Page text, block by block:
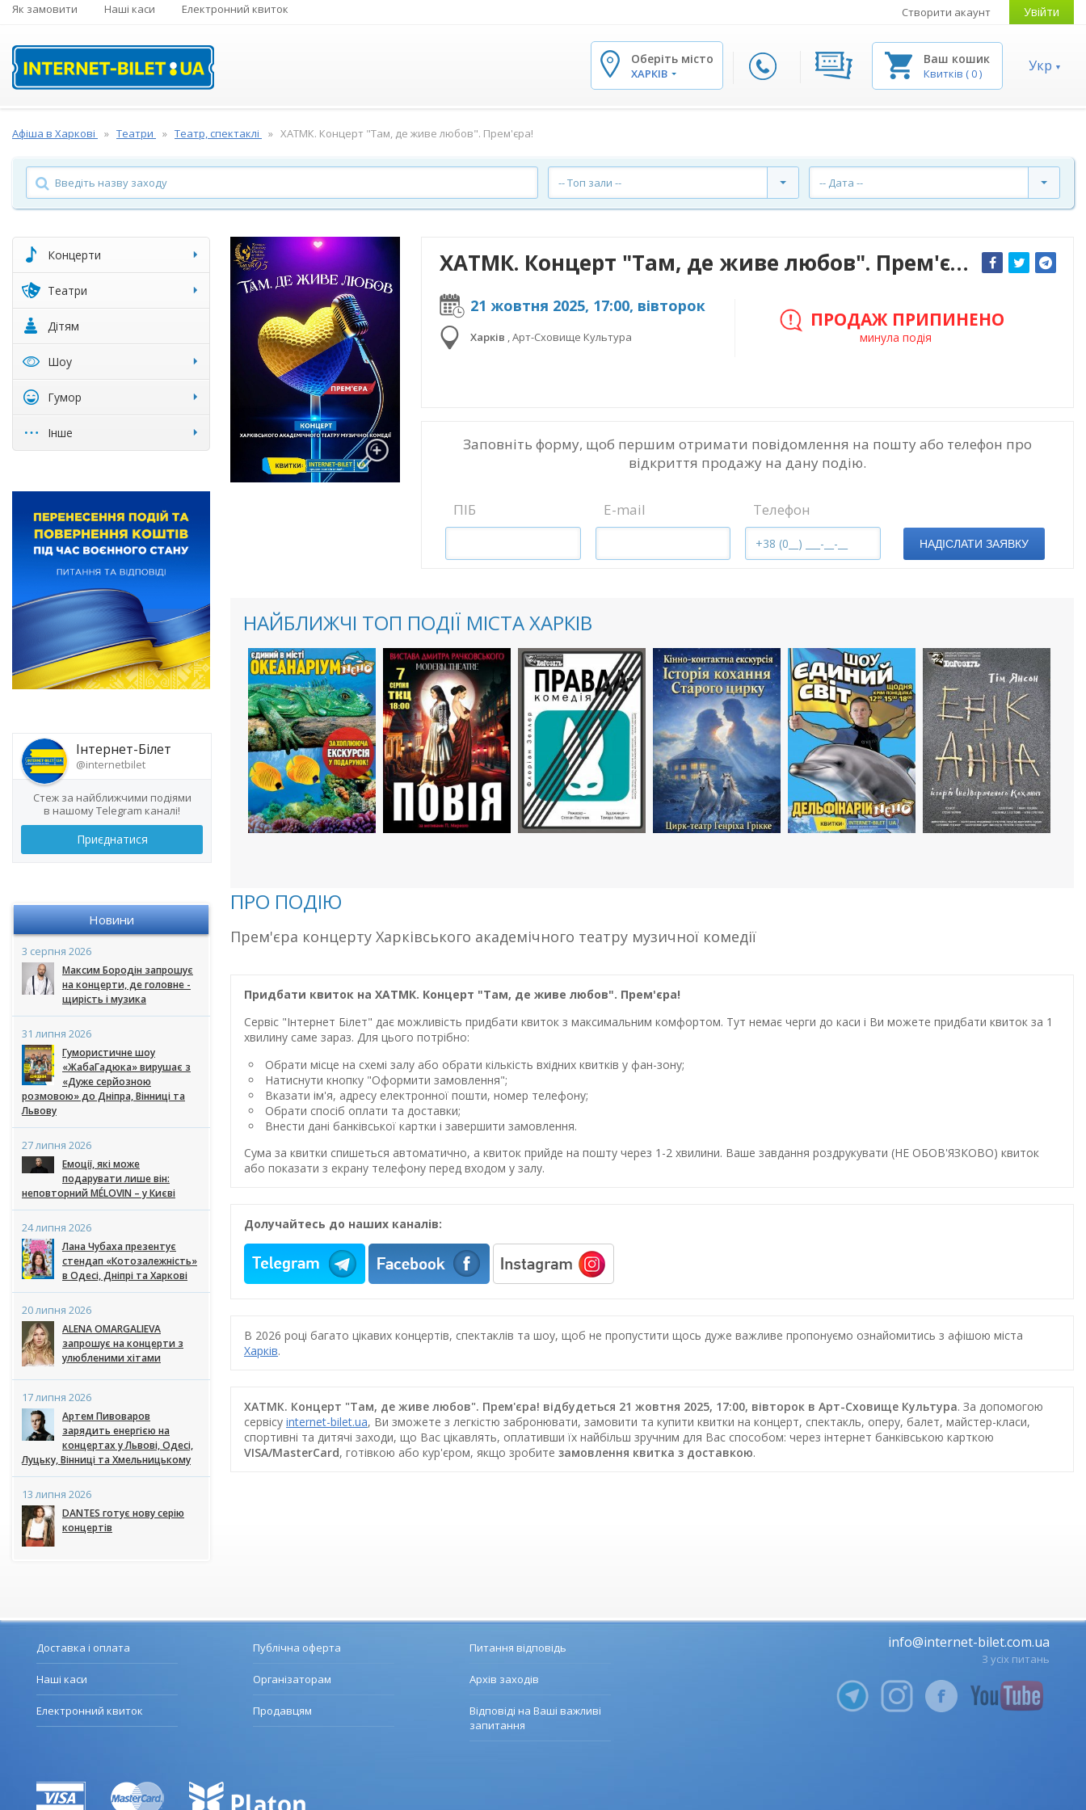
Як замовити Наші каси Електронний квиток Створити акаунт Увійти
Оберіть місто
ХАРКІВ
Ваш кошик
Квитків (0) Укр
Афіша в Харкові Театри Театр, спектаклі ХАТМК. Концерт "Там, де живе любов". Прем'єра!
-- Топ зали -- -- Дата --
Концерти
Театри
Дітям
Шоу
Гумор
Інше
Інтернет-Білет
@internetbilet
Стеж за найближчими подіями
в нашому Telegram каналі!
Приєднатися
Новини
3 серпня 2026
Максим Бородін запрошує
на концерти, де головне -
щирість і музика
31 липня 2026
Гумористичне шоу
«ЖабаГадюка» вирушає з
«Дуже серйозною
розмовою» до Дніпра, Вінниці та
Львову
27 липня 2026
Емоції, які може
подарувати лише він:
неповторний MÉLOVIN – у Києві
24 липня 2026
Лана Чубаха презентує
стендап «Котозалежність»
в Одесі, Дніпрі та Харкові
20 липня 2026
ALENA OMARGALIEVA
запрошує на концерти з
улюбленими хітами
17 липня 2026
Артем Пивоваров
зарядить енергією на
концертах у Львові, Одесі,
Луцьку, Вінниці та Хмельницькому
13 липня 2026
DANTES готує нову серію
концертів
ХАТМК. Концерт "Там, де живе любов". Прем'єра!
21 жовтня 2025, 17:00, вівторок
Харків ,Арт-Сховище Культура
ПРОДАЖ ПРИПИНЕНО
минула подія
Заповніть форму, щоб першим отримати повідомлення на пошту або телефон про
відкриття продажу на дану подію.
ПІБ E-mail Телефон
НАДІСЛАТИ ЗАЯВКУ
НАЙБЛИЖЧІ ТОП ПОДІЇ МІСТА ХАРКІВ
ПРО ПОДІЮ
Прем'єра концерту Харківського академічного театру музичної комедії
Придбати квиток на ХАТМК. Концерт "Там, де живе любов". Прем'єра!
Сервіс "Інтернет Білет" дає можливість придбати квиток з максимальним комфортом. Тут немає черги до каси і Ви можете придбати квиток за 1
хвилину саме зараз. Для цього потрібно:
Обрати місце на схемі залу або обрати кількість вхідних квитків у фан-зону;
Натиснути кнопку "Оформити замовлення";
Вказати ім'я, адресу електронної пошти, номер телефону;
Обрати спосіб оплати та доставки;
Внести дані банківської картки і завершити замовлення.
Сума за квитки спишеться автоматично, а квиток прийде на пошту через 1-2 хвилини. Ваше завдання роздрукувати (НЕ ОБОВ'ЯЗКОВО) квиток
або показати з екрану телефону перед входом у залу.
Долучайтесь до наших каналів:
В 2026 році багато цікавих концертів, спектаклів та шоу, щоб не пропустити щось дуже важливе пропонуємо ознайомитись з афішою міста
Харків.
ХАТМК. Концерт "Там, де живе любов". Прем'єра! відбудеться 21 жовтня 2025, 17:00, вівторок в Арт-Сховище Культура. За допомогою
сервісу internet-bilet.ua, Ви зможете з легкістю забронювати, замовити та купити квитки на концерт, спектакль, оперу, балет, майстер-класи,
спортивні та дитячі заходи, що Вас цікавлять, оплативши їх найбільш зручним для Вас способом: через інтернет банківською карткою
VISA/MasterCard, готівкою або кур'єром, якщо зробите замовлення квитка з доставкою.
Доставка і оплата
Наші каси
Електронний квиток
Публічна оферта
Організаторам
Продавцям
Питання відповідь
Архів заходів
Відповіді на Ваші важливі
запитання
info@internet-bilet.com.ua
З усіх питань